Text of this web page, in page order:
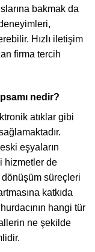
bakmak da
Hızlı iletişim
firma tercih
nedir?
atıklar gibi
eşyaların
hizmetler de
dönüşüm süreçleri
katkıda
hangi tür
ne şekilde